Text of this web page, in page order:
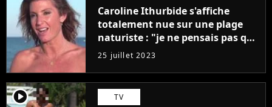
Caroline Ithurbide s'affiche
totalement nue sur une plage
naturiste : "je ne pensais pas que
j'arriverais à le faire..."
25 juillet 2023
player2 TV